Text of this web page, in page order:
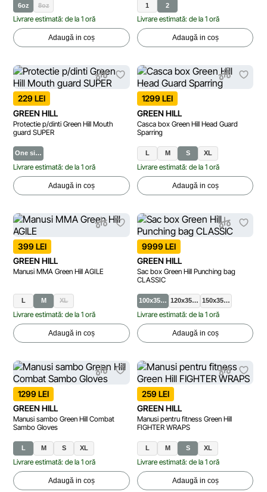
6oz 8oz
Livrare estimată: de la 1 oră
Adaugă in coș
1 2
Livrare estimată: de la 1 oră
Adaugă in coș
229 LEI
GREEN HILL
Protectie p/dinti Green Hill Mouth
guard SUPER
One si…
Livrare estimată: de la 1 oră
Adaugă in coș
1299 LEI
GREEN HILL
Casca box Green Hill Head Guard
Sparring
L M S XL
Livrare estimată: de la 1 oră
Adaugă in coș
399 LEI
GREEN HILL
Manusi MMA Green Hill AGILE
L M XL
Livrare estimată: de la 1 oră
Adaugă in coș
9999 LEI
GREEN HILL
Sac box Green Hill Punching bag
CLASSIC
100x35… 120x35… 150x35…
Livrare estimată: de la 1 oră
Adaugă in coș
1299 LEI
GREEN HILL
Manusi sambo Green Hill Combat
Sambo Gloves
L M S XL
Livrare estimată: de la 1 oră
Adaugă in coș
259 LEI
GREEN HILL
Manusi pentru fitness Green Hill
FIGHTER WRAPS
L M S XL
Livrare estimată: de la 1 oră
Adaugă in coș